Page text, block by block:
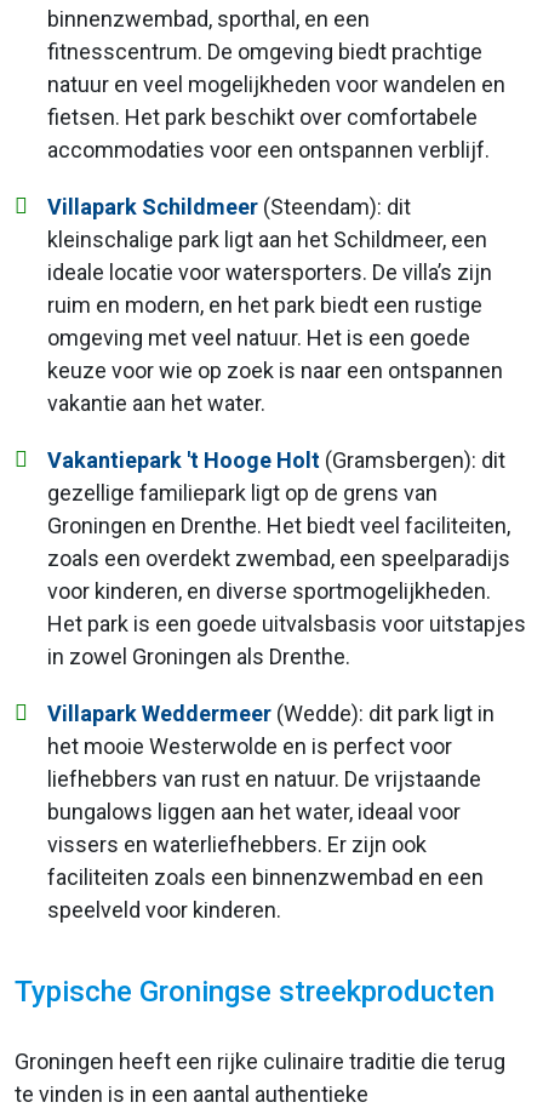
binnenzwembad, sporthal, en een
fitnesscentrum. De omgeving biedt prachtige
natuur en veel mogelijkheden voor wandelen en
fietsen. Het park beschikt over comfortabele
accommodaties voor een ontspannen verblijf.
Villapark Schildmeer (Steendam): dit
kleinschalige park ligt aan het Schildmeer, een
ideale locatie voor watersporters. De villa’s zijn
ruim en modern, en het park biedt een rustige
omgeving met veel natuur. Het is een goede
keuze voor wie op zoek is naar een ontspannen
vakantie aan het water.
Vakantiepark 't Hooge Holt (Gramsbergen): dit
gezellige familiepark ligt op de grens van
Groningen en Drenthe. Het biedt veel faciliteiten,
zoals een overdekt zwembad, een speelparadijs
voor kinderen, en diverse sportmogelijkheden.
Het park is een goede uitvalsbasis voor uitstapjes
in zowel Groningen als Drenthe.
Villapark Weddermeer (Wedde): dit park ligt in
het mooie Westerwolde en is perfect voor
liefhebbers van rust en natuur. De vrijstaande
bungalows liggen aan het water, ideaal voor
vissers en waterliefhebbers. Er zijn ook
faciliteiten zoals een binnenzwembad en een
speelveld voor kinderen.
Typische Groningse streekproducten
Groningen heeft een rijke culinaire traditie die terug
te vinden is in een aantal authentieke